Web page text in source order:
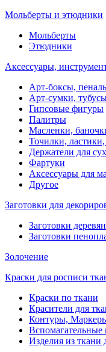
Мольберты и этюдники
Мольберты
Этюдники
Аксессуары,
Арт-боксы,
Арт-сумки,
Гипсовые фигуры
Палитры
Масленки,
Точилки,
Держатели для
Фартуки
Аксессуары для
Другое
Заготовки для
Заготовки
Заготовки
Золочение
Краски для росписи
Краски по ткани
Красители для
Контуры,
Вспомагательные
Изделия из ткани